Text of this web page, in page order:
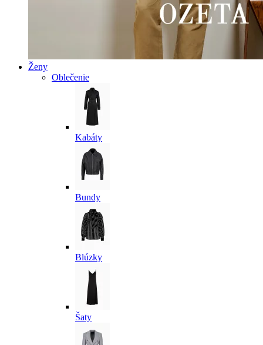
Ženy
Oblečenie
Kabáty
Bundy
Blúzky
Šaty